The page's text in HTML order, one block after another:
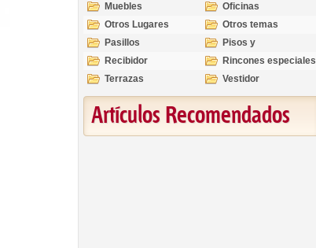
Muebles
Oficinas
Otros Lugares
Otros temas
Pasillos
Pisos y
revestimientos
Recibidor
Rincones especiales
Terrazas
Vestidor
Artículos Recomendados